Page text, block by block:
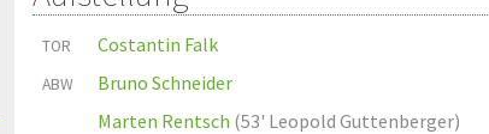
TOR Costantin Falk
ABW
Bruno Schneider
Marten Rentsch (53' Leopold Guttenberger)